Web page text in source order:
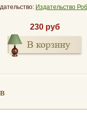
Издательство
230 руб